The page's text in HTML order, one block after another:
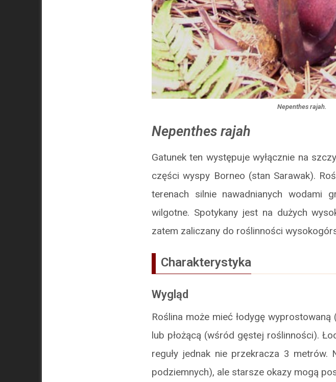
Nepenthes rajah.
Nepenthes rajah
Gatunek ten występuje wyłącznie na
części wyspy Borneo (stan Sarawak).
terenach silnie nawadnianych wodami
wilgotne. Spotykany jest na dużych
zatem zaliczany do roślinności
Charakterystyka
Wygląd
Roślina może mieć łodygę
lub płożącą (wśród gęstej roślinności).
reguły jednak nie przekracza 3 metrów.
podziemnych), ale starsze okazy mogą